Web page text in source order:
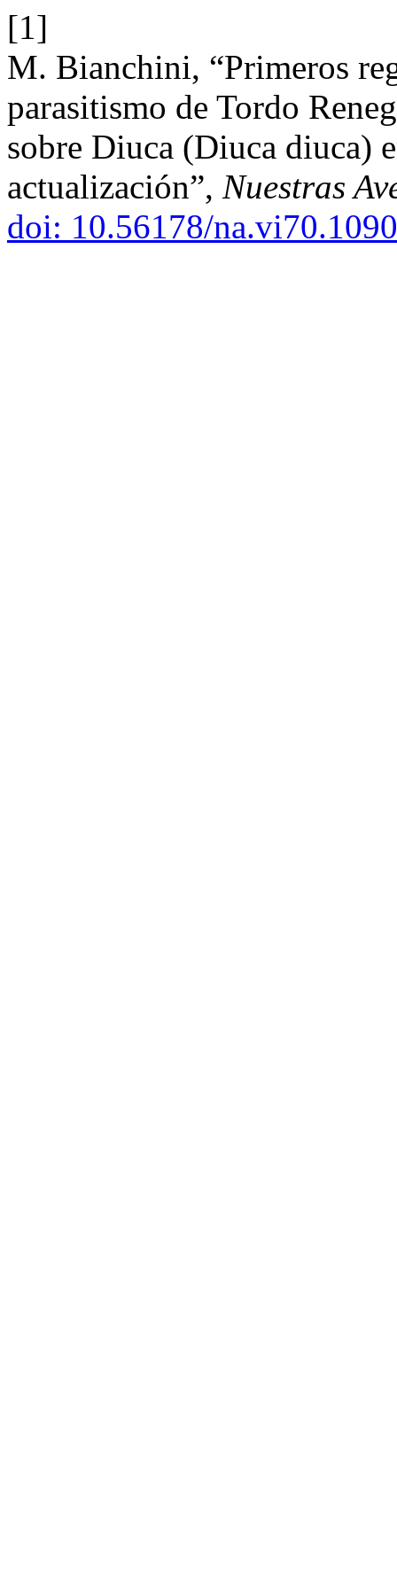
[1]
M. Bianchini, “Primeros
parasitismo de Tordo
sobre Diuca (Diuca diuca)
actualización”, Nuestras
doi: 10.56178/